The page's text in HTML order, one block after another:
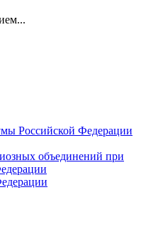
Российской Федерации
объединений при